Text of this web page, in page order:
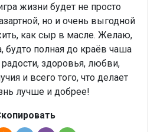
жизни будет не просто
но и очень выгодной
как сыр в масле. Желаю,
полная до краёв чаша
здоровья, любви,
и всего того, что делает
лучше и добрее!